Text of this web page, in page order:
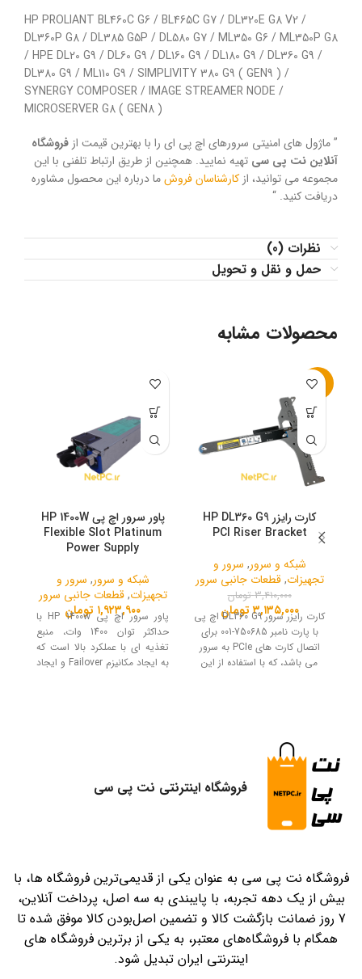
HP PROLIANT BL460C G6 / BL465C G7 / DL320E G8 V2 /
DL360P G8 / DL385 G5P / DL580 G7 / ML350 G6 / ML350P G8
/ HPE DL20 G9 / DL60 G9 / DL160 G9 / DL180 G9 / DL360 G9 /
DL380 G9 / ML110 G9 / SIMPLIVITY 380 G9 ( GEN9 ) /
SYNERGY COMPOSER / IMAGE STREAMER NODE /
MICROSERVER G8 ( GEN8 )
” ماژول های امنیتی سرورهای اچ پی ای را با بهترین قیمت از فروشگاه
آنلاین نت پی سی تهیه نمایید. همچنین از طریق ارتباط تلفنی با این
مجموعه می توانید، از کارشناسان فروشما درباره این محصول مشاوره
دریافت کنید. “
نظرات (0)
حمل و نقل و تحویل
محصولات مشابه
-8%
کارت رایزر HP DL360 G9
PCI Riser Bracket
شبکه و سرور, سرور و
تجهیزات,قطعات جانبی سرور
۳,۴۱۰,۰۰۰ تومان
۳,۱۳۵,۰۰۰ تومانکارت رایزر سرور DL360 G9 اچ پی
با پارت نامبر 750685-001 برای
اتصال کارت های PCIe به سرور
می باشد، که با استفاده از این
پاور سرور اچ پی HP 1400W
Flexible Slot Platinum
Power Supply
شبکه و سرور, سرور و
تجهیزات,قطعات جانبی سرور
۱,۹۲۳,۹۰۰ تومان
پاور سرور اچ پی HP 1400w با
حداکثر توان 1400 وات، منبع
تغذیه ای با عملکرد بالا است که
به ایجاد مکانیزم Failover و ایجاد
فروشگاه اینترنتی نت پی سی
فروشگاه نت پی سی به عنوان یکی از قدیمی‌ترین فروشگاه ها، با
بیش از یک دهه تجربه، با پایبندی به سه اصل، پرداخت آنلاین،
7 روز ضمانت بازگشت کالا و تضمین اصل‌بودن کالا موفق شده تا
همگام با فروشگاه‌های معتبر، به یکی از برترین فروشگاه های
اینترنتی ایران تبدیل شود.